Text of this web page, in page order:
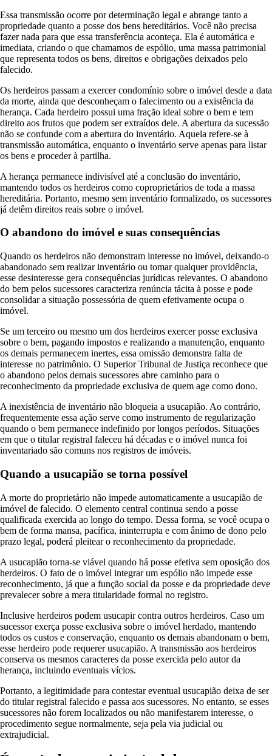
Essa transmissão ocorre por determinação legal e abrange tanto a
propriedade quanto a posse dos bens hereditários. Você não precisa
fazer nada para que essa transferência aconteça. Ela é automática e
imediata, criando o que chamamos de espólio, uma massa patrimonial
que representa todos os bens, direitos e obrigações deixados pelo
falecido.
Os herdeiros passam a exercer condomínio sobre o imóvel desde a data
da morte, ainda que desconheçam o falecimento ou a existência da
herança. Cada herdeiro possui uma fração ideal sobre o bem e tem
direito aos frutos que podem ser extraídos dele. A abertura da sucessão
não se confunde com a abertura do inventário. Aquela refere-se à
transmissão automática, enquanto o inventário serve apenas para listar
os bens e proceder à partilha.
A herança permanece indivisível até a conclusão do inventário,
mantendo todos os herdeiros como coproprietários de toda a massa
hereditária. Portanto, mesmo sem inventário formalizado, os sucessores
já detêm direitos reais sobre o imóvel.
O abandono do imóvel e suas consequências
Quando os herdeiros não demonstram interesse no imóvel, deixando-o
abandonado sem realizar inventário ou tomar qualquer providência,
esse desinteresse gera consequências jurídicas relevantes. O abandono
do bem pelos sucessores caracteriza renúncia tácita à posse e pode
consolidar a situação possessória de quem efetivamente ocupa o
imóvel.
Se um terceiro ou mesmo um dos herdeiros exercer posse exclusiva
sobre o bem, pagando impostos e realizando a manutenção, enquanto
os demais permanecem inertes, essa omissão demonstra falta de
interesse no patrimônio. O Superior Tribunal de Justiça reconhece que
o abandono pelos demais sucessores abre caminho para o
reconhecimento da propriedade exclusiva de quem age como dono.
A inexistência de inventário não bloqueia a usucapião. Ao contrário,
frequentemente essa ação serve como instrumento de regularização
quando o bem permanece indefinido por longos períodos. Situações
em que o titular registral faleceu há décadas e o imóvel nunca foi
inventariado são comuns nos registros de imóveis.
Quando a usucapião se torna possível
A morte do proprietário não impede automaticamente a usucapião de
imóvel de falecido. O elemento central continua sendo a posse
qualificada exercida ao longo do tempo. Dessa forma, se você ocupa o
bem de forma mansa, pacífica, ininterrupta e com ânimo de dono pelo
prazo legal, poderá pleitear o reconhecimento da propriedade.
A usucapião torna-se viável quando há posse efetiva sem oposição dos
herdeiros. O fato de o imóvel integrar um espólio não impede esse
reconhecimento, já que a função social da posse e da propriedade deve
prevalecer sobre a mera titularidade formal no registro.
Inclusive herdeiros podem usucapir contra outros herdeiros. Caso um
sucessor exerça posse exclusiva sobre o imóvel herdado, mantendo
todos os custos e conservação, enquanto os demais abandonam o bem,
esse herdeiro pode requerer usucapião. A transmissão aos herdeiros
conserva os mesmos caracteres da posse exercida pelo autor da
herança, incluindo eventuais vícios.
Portanto, a legitimidade para contestar eventual usucapião deixa de ser
do titular registral falecido e passa aos sucessores. No entanto, se esses
sucessores não forem localizados ou não manifestarem interesse, o
procedimento segue normalmente, seja pela via judicial ou
extrajudicial.